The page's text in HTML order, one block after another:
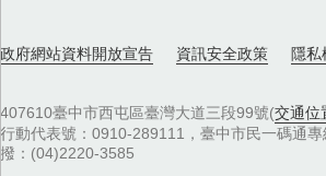
2009-04-30
勞工大會
無 2009-04-30